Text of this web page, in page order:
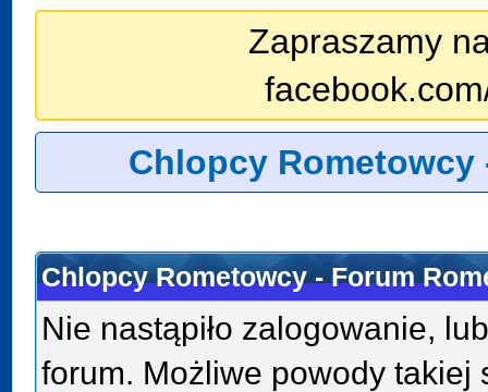
Zapraszamy
Chlopcy Rometowcy
Chlopcy Rometowcy - Forum
Nie nastąpiło zalogowanie,
forum. Możliwe powody takiej